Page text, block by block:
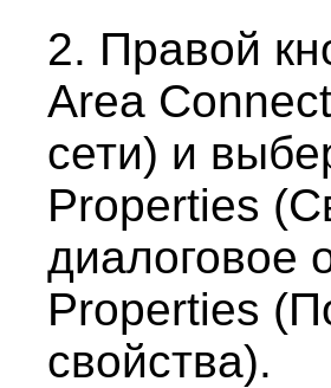
2. Правой
Area
сети) и
Properties
диалоговое
Properties
свойства).